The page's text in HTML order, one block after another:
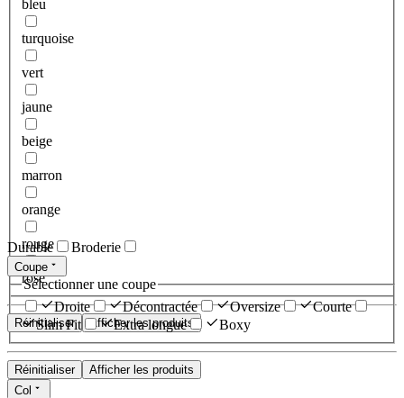
bleu
turquoise
vert
jaune
beige
marron
orange
rouge
rose
Réinitialiser Afficher les produits
Durable Broderie
Coupe
Sélectionner une coupe
Droite
Décontractée Oversize
Courte
Slim Fit
Extra longue Boxy
Réinitialiser
Afficher les produits
Col